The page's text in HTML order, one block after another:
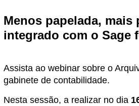
Menos papelada,
integrado com o Sage
Assista ao webinar sobre o
gabinete de contabilidade.
Nesta sessão, a realizar no dia